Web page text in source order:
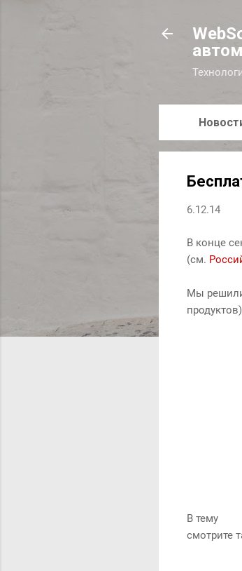
6.12.14
В конце
(см.
Мы
В тему
смотрите